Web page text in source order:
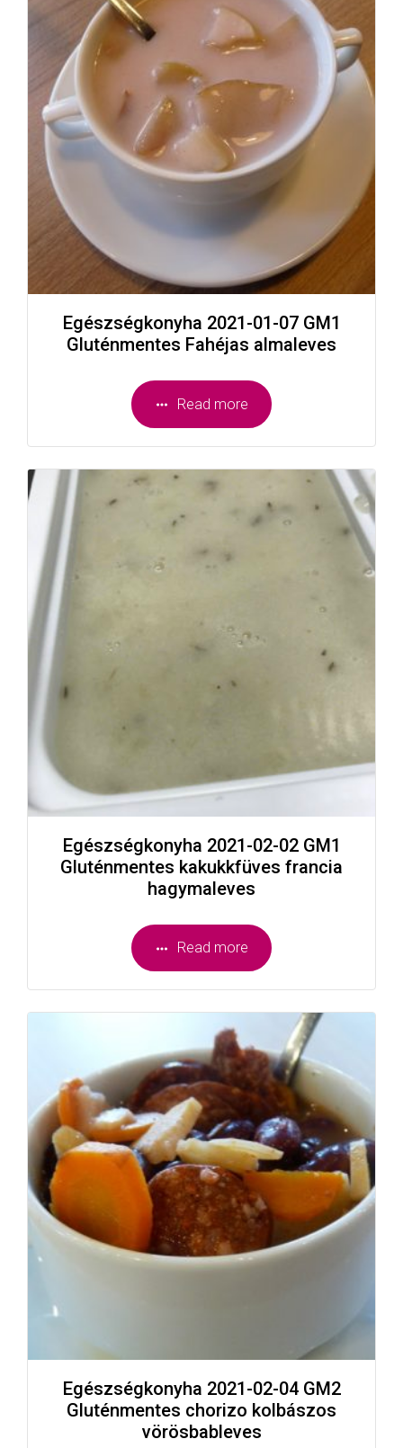
Egészségkonyha 2021-01-07 GM1
Gluténmentes Fahéjas almaleves
Read more
Egészségkonyha 2021-02-02 GM1
Gluténmentes kakukkfüves francia
hagymaleves
Read more
Egészségkonyha 2021-02-04 GM2
Gluténmentes chorizo kolbászos
vörösbableves